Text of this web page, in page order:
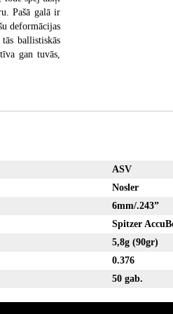
Pašā galā ir
deformācijas
ballistiskās
gan tuvās,
ASV
Nosler
6mm/.243”
Spitzer
5,8g
0.376
50 gab.